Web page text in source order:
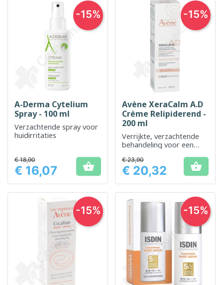
A-Derma Cytelium
Spray - 100 ml
Verzachtende spray voor
huidirritaties
Prijs
€ 18,90
€ 16,07 
-15%
Avène XeraCalm A.D
Crème Relipiderend -
200 ml
Verrijkte, verzachtende
behandeling voor een
huid
Prijs
€ 23,90
€ 20,32 
-15%
-15% -15%